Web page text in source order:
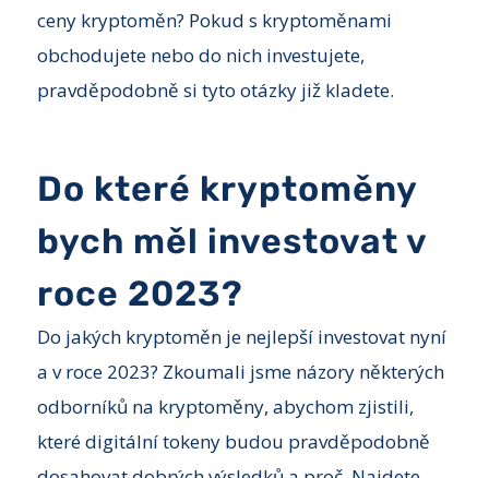
ceny kryptoměn? Pokud s kryptoměnami
obchodujete nebo do nich investujete,
pravděpodobně si tyto otázky již kladete.
Do které kryptoměny
bych měl investovat v
roce 2023?
Do jakých kryptoměn je nejlepší investovat nyní
a v roce 2023? Zkoumali jsme názory některých
odborníků na kryptoměny, abychom zjistili,
které digitální tokeny budou pravděpodobně